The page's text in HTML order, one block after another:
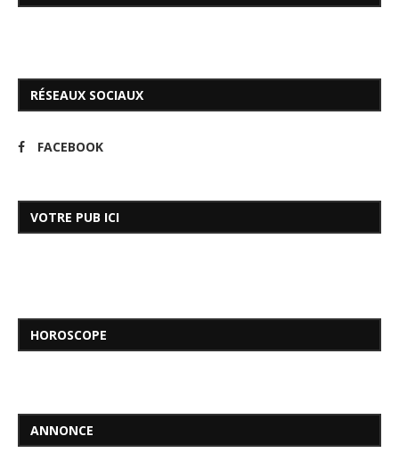
RÉSEAUX SOCIAUX
FACEBOOK
VOTRE PUB ICI
HOROSCOPE
ANNONCE